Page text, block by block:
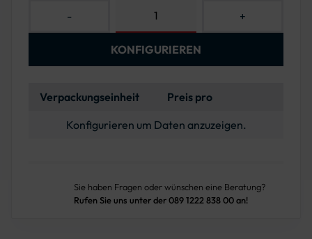
- +
KONFIGURIEREN
Verpackungseinheit
Preis pro
Konfigurieren um Daten anzuzeigen.
Sie haben Fragen oder wünschen eine Beratung?
Rufen Sie uns unter der 089 1222 838 00 an!